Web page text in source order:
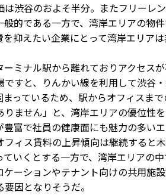
渋谷のおよそ半分。またフリーレ
的である一方で、湾岸エリアの物
抑えたい企業にとって湾岸エリア
ミナル駅から離れておりアクセス
すと、りんかい線を利用して渋谷
っているため、駅からオフィスま
ません」と、湾岸エリアの優位性
富で社員の健康面にも魅力の多いエ
ィス賃料の上昇傾向は継続すると
いくとする一方で、湾岸エリアの
ーションやテナント向けの共用施
因となりそうだ。